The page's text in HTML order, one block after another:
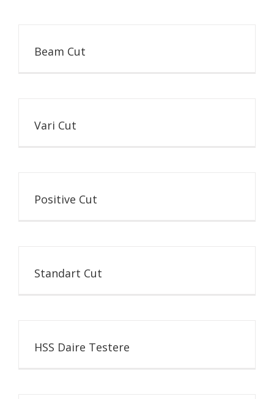
Beam Cut
Vari Cut
Positive Cut
Standart Cut
HSS Daire Testere